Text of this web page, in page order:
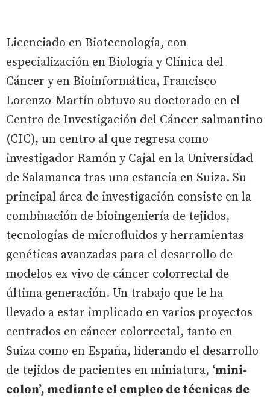
Licenciado en Biotecnología, con
especialización en Biología y Clínica del
Cáncer y en Bioinformática, Francisco
Lorenzo-Martín obtuvo su doctorado en el
Centro de Investigación del Cáncer salmantino
(CIC), un centro al que regresa como
investigador Ramón y Cajal en la Universidad
de Salamanca tras una estancia en Suiza. Su
principal área de investigación consiste en la
combinación de bioingeniería de tejidos,
tecnologías de microfluidos y herramientas
genéticas avanzadas para el desarrollo de
modelos ex vivo de cáncer colorrectal de
última generación. Un trabajo que le ha
llevado a estar implicado en varios proyectos
centrados en cáncer colorrectal, tanto en
Suiza como en España, liderando el desarrollo
de tejidos de pacientes en miniatura, ‘mini-
colon’, mediante el empleo de técnicas de